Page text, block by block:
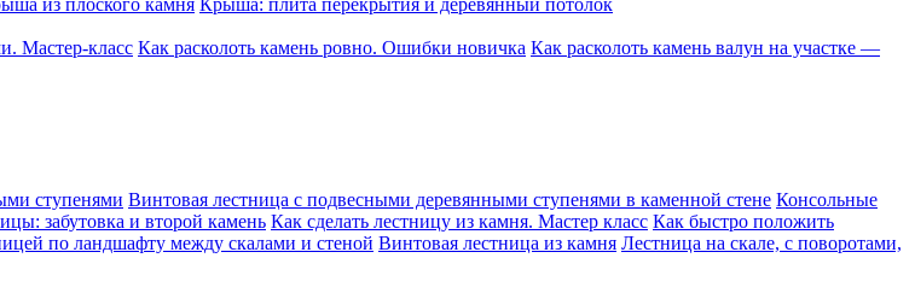
из плоского камня Крыша: плита перекрытия и деревянный потолок
Мастер-класс Как расколоть камень ровно. Ошибки новичка Как расколоть камень валун на участке —
ступенями Винтовая лестница с подвесными деревянными ступенями в каменной стене Консольные
забутовка и второй камень Как сделать лестницу из камня. Мастер класс Как быстро положить
по ландшафту между скалами и стеной Винтовая лестница из камня Лестница на скале, с поворотами,